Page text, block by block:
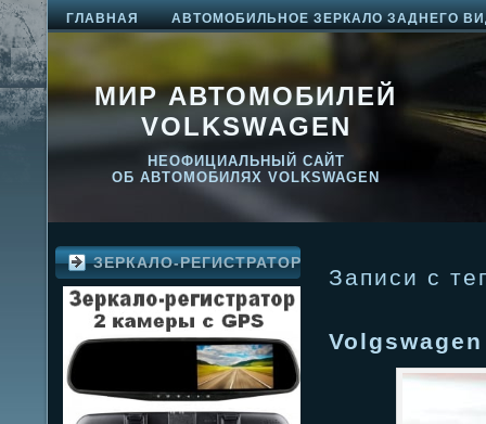
ГЛАВНАЯ АВТОМОБИЛЬНОЕ ЗЕРКАЛО ЗАДНЕГО
МИР АВТОМОБИЛЕЙ
VOLKSWAGEN
НЕОФИЦИАЛЬНЫЙ САЙТ
ОБ АВТОМОБИЛЯХ VOLKSWAGEN
ЗЕРКАЛО-РЕГИСТРАТОР
Записи с